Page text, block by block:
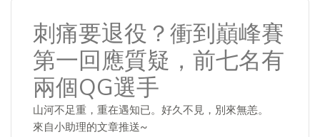
刺痛要退役？衝到巔峰賽
第一回應質疑，前七名有
兩個QG選手
山河不足重，重在遇知已。好久不見，別來無恙。
來自小助理的文章推送~